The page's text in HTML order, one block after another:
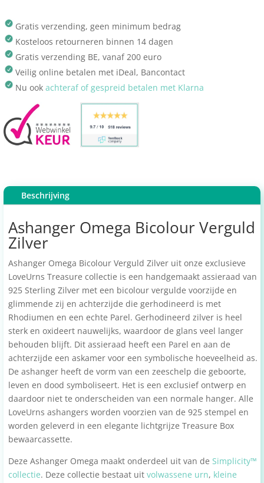
Gratis verzending, geen minimum bedrag
Kosteloos retourneren binnen 14 dagen
Gratis verzending BE, vanaf 200 euro
Veilig online betalen met iDeal, Bancontact
Nu ook achteraf of gespreid betalen met Klarna
Beschrijving
Ashanger Omega Bicolour Verguld
Zilver
Ashanger Omega Bicolour Verguld Zilver uit onze exclusieve
LoveUrns Treasure collectie is een handgemaakt assieraad van
925 Sterling Zilver met een bicolour vergulde voorzijde en
glimmende zij en achterzijde die gerhodineerd is met
Rhodiumen en een echte Parel. Gerhodineerd zilver is heel
sterk en oxideert nauwelijks, waardoor de glans veel langer
behouden blijft. Dit assieraad heeft een Parel en aan de
achterzijde een askamer voor een symbolische hoeveelheid as.
De ashanger heeft de vorm van een zeeschelp die geboorte,
leven en dood symboliseert. Het is een exclusief ontwerp en
daardoor niet te onderscheiden van een normale hanger. Alle
LoveUrns ashangers worden voorzien van de 925 stempel en
worden geleverd in een elegante lichtgrijze Treasure Box
bewaarcassette.
Deze Ashanger Omega maakt onderdeel uit van de Simplicity™
collectie. Deze collectie bestaat uit volwassene urn, kleine